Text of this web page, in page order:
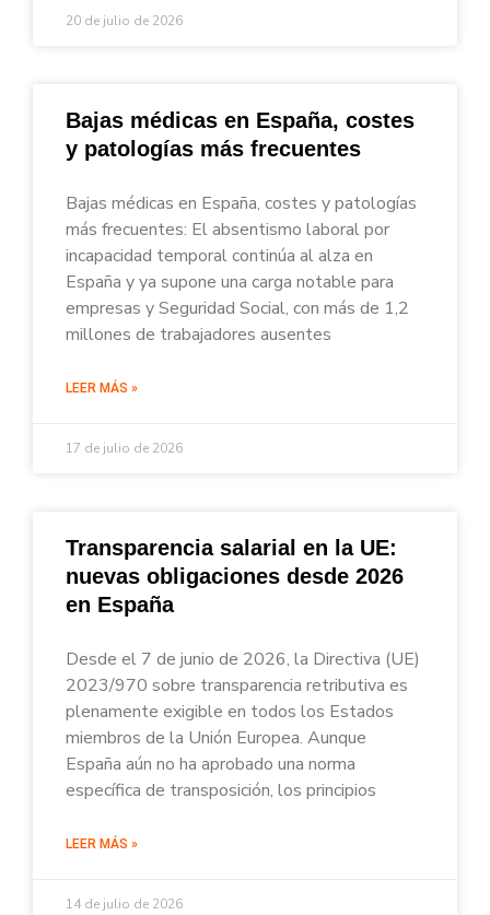
20 de julio de 2026
Bajas médicas en España, costes
y patologías más frecuentes
Bajas médicas en España, costes y patologías
más frecuentes: El absentismo laboral por
incapacidad temporal continúa al alza en
España y ya supone una carga notable para
empresas y Seguridad Social, con más de 1,2
millones de trabajadores ausentes
LEER MÁS »
17 de julio de 2026
Transparencia salarial en la UE:
nuevas obligaciones desde 2026
en España
Desde el 7 de junio de 2026, la Directiva (UE)
2023/970 sobre transparencia retributiva es
plenamente exigible en todos los Estados
miembros de la Unión Europea. Aunque
España aún no ha aprobado una norma
específica de transposición, los principios
LEER MÁS »
14 de julio de 2026